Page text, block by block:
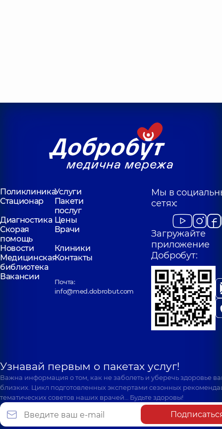
ПоликлиникаУслуги
Стационар
Пакети
послуг
Диагностика Цены
Скорая
помощь
Врачи
Новости
Клиники
Медицинская
библиотека
Контакты
Вакансии
Почта:
info@med.dobrobut.com
Мы в
сетях:
Загружайте
приложение
Добробут:
Узнавай первым о пакетах услуг!
Важна информация о том, как не заболеть и уберечь здоровье
близких. Цикл подготовленных экспертами сезонных
тематических советов наших врачей… Будьте здоровы!